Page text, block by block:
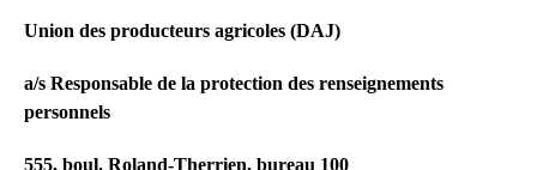
Union des producteurs agricoles (DAJ)
a/s Responsable de la protection des renseignements
personnels
555, boul. Roland-Therrien, bureau 100